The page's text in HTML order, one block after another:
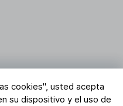
cookies", usted acepta
su dispositivo y el uso de